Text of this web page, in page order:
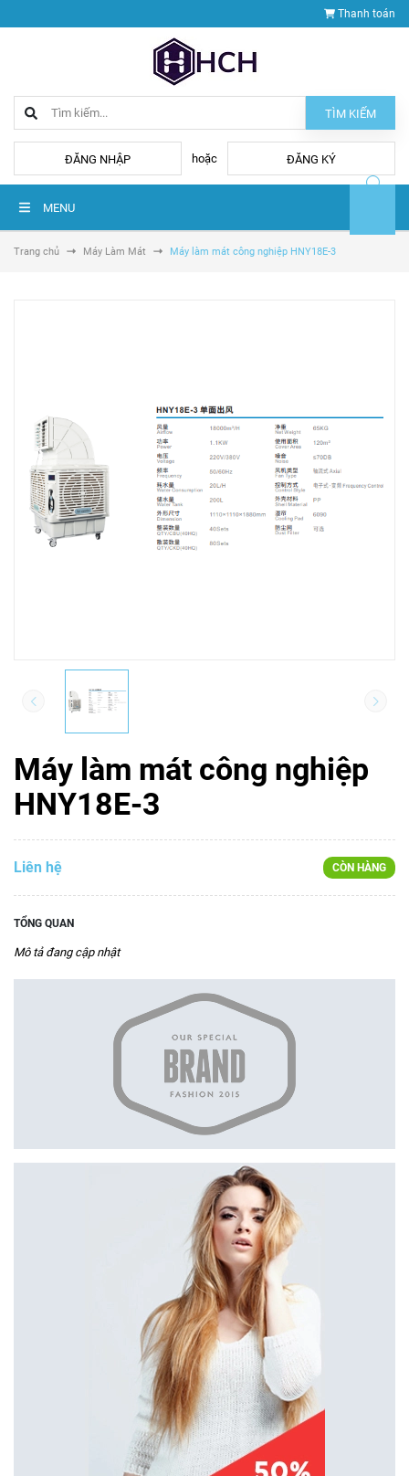
Thanh toán
TÌM KIẾM
ĐĂNG NHẬP hoặc ĐĂNG KÝ
MENU
Trang chủ Máy Làm Mát Máy làm mát công nghiệp HNY18E-3
Máy làm mát công nghiệp
HNY18E-3
Liên hệ CÒN HÀNG
TỔNG QUAN
Mô tả đang cập nhật